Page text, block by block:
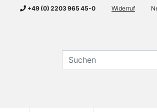
+49 (0) 2203 965 45-0 Widerruf